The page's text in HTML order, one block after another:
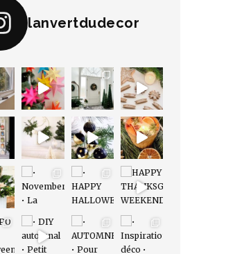
lanvertdudecor